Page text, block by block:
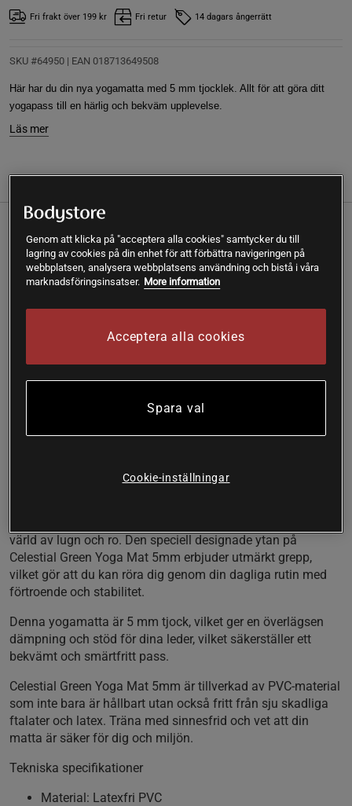
Fri frakt över 199 kr Fri retur 14 dagars ångerrätt
SKU #64950 | EAN 018713649508
Här har du din nya yogamatta med 5 mm tjocklek. Allt för att göra ditt
yogapass till en härlig och bekväm upplevelse.
Läs mer
Här har du din nya yogamatta med 5 mm tjocklek.
Allt för att göra ditt yogapass till en härlig och bekväm
upplevelse.
Texturerad yta för extra grepp
Passar lika bra i hemmet på som gymmet
förbättrade yogamattor, där den är designad med din
härlig pastellfärgpalette och ett imponerande tryck med
De lugnande pastelltonerna på denna matta skapar en
värld av lugn och ro. Den speciell designade ytan på
Celestial Green Yoga Mat 5mm erbjuder utmärkt grepp,
vilket gör att du kan röra dig genom din dagliga rutin med
förtroende och stabilitet.
Denna yogamatta är 5 mm tjock, vilket ger en överlägsen
dämpning och stöd för dina leder, vilket säkerställer ett
bekvämt och smärtfritt pass.
Celestial Green Yoga Mat 5mm är tillverkad av PVC-material
som inte bara är hållbart utan också fritt från sju skadliga
ftalater och latex. Träna med sinnesfrid och vet att din
matta är säker för dig och miljön.
Tekniska specifikationer
Material: Latexfri PVC
Genom att klicka på "acceptera alla cookies" samtycker du till
lagring av cookies på din enhet för att förbättra navigeringen på
webbplatsen, analysera webbplatsens användning och bistå i våra
marknadsföringsinsatser. More information
Acceptera alla cookies
Spara val
Cookie-inställningar